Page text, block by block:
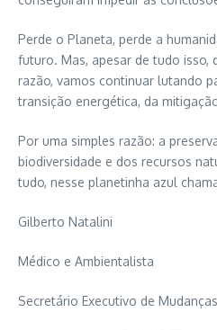
Perde o Planeta, perde a
futuro. Mas, apesar de tudo isso,
razão, vamos continuar lutando
transição energética, da
Por uma simples razão: a
biodiversidade e dos recursos
tudo, nesse planetinha azul
Gilberto Natalini
Médico e Ambientalista
Secretário Executivo de